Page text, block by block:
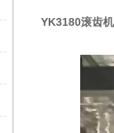
YK3180滚齿